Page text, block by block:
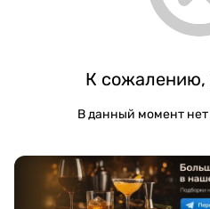
К сожалению,
В данный момент